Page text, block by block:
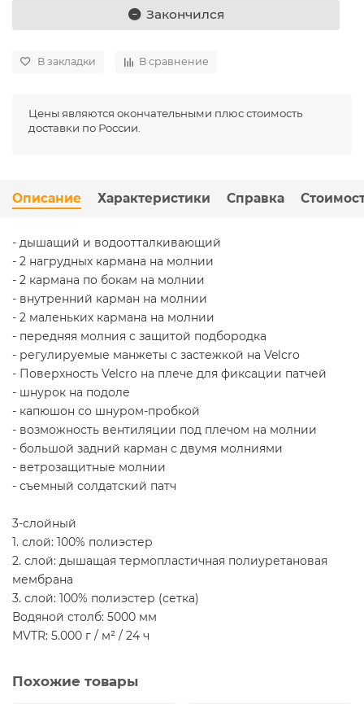
Закончился
В закладки В сравнение
Цены являются окончательными плюс стоимость
доставки по России.
Описание Характеристики Справка
- дышащий и водоотталкивающий
- 2 нагрудных кармана на молнии
- 2 кармана по бокам на молнии
- внутренний карман на молнии
- 2 маленьких кармана на молнии
- передняя молния с защитой подбородка
- регулируемые манжеты с застежкой на Velcro
- Поверхность Velcro на плече для фиксации патчей
- шнурок на подоле
- капюшон со шнуром-пробкой
- возможность вентиляции под плечом на молнии
- большой задний карман с двумя молниями
- ветрозащитные молнии
- съемный солдатский патч
3-слойный
1. слой: 100% полиэстер
2. слой: дышащая термопластичная полиуретановая
мембрана
3. слой: 100% полиэстер (сетка)
Водяной столб: 5000 мм
MVTR: 5.000 г / м² / 24 ч
Похожие товары